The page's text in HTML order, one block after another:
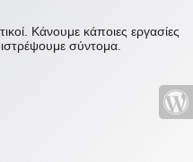
Κάνουμε κάποιες εργασίες
σύντομα.